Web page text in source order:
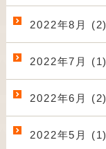
2022年8月 (2)
2022年7月 (1)
2022年6月 (2)
2022年5月 (1)